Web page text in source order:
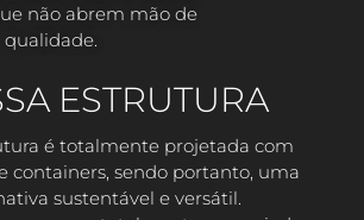
não abrem mão de
qualidade.
ESTRUTURA
é totalmente projetada com
containers, sendo portanto, uma
sustentável e versátil.